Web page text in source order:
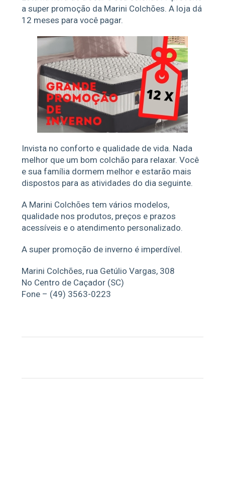
a super promoção da Marini Colchões. A loja dá
12 meses para você pagar.
Invista no conforto e qualidade de vida. Nada
melhor que um bom colchão para relaxar. Você
e sua família dormem melhor e estarão mais
dispostos para as atividades do dia seguinte.
A Marini Colchões tem vários modelos,
qualidade nos produtos, preços e prazos
acessíveis e o atendimento personalizado.
A super promoção de inverno é imperdível.
Marini Colchões, rua Getúlio Vargas, 308
No Centro de Caçador (SC)
Fone – (49) 3563-0223